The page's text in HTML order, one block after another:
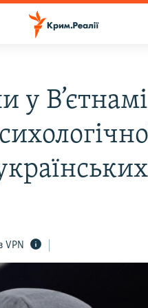
у
VPN